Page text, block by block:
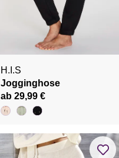
H.I.S
Jogginghose
ab 29,99 €